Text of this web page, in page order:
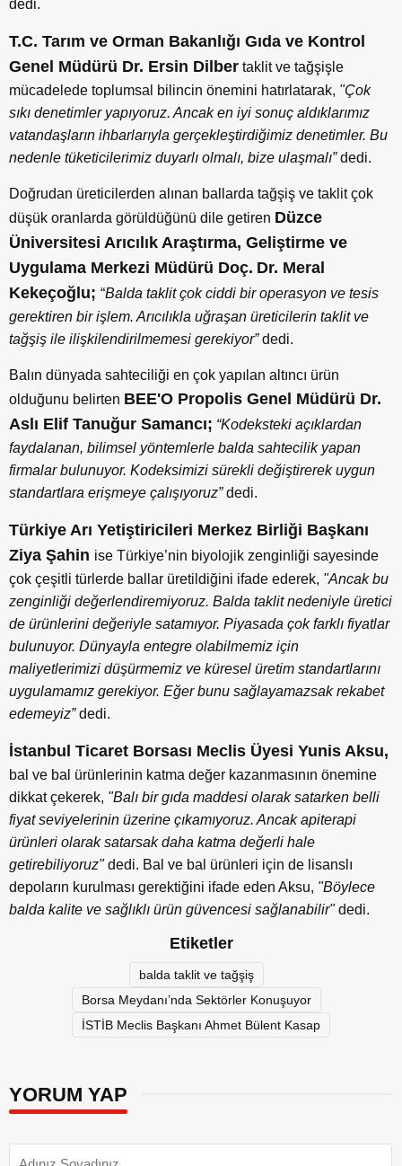
dedi.
T.C. Tarım ve Orman Bakanlığı Gıda ve Kontrol
Genel Müdürü Dr. Ersin Dilber taklit ve tağşişle
mücadelede toplumsal bilincin önemini hatırlatarak, "Çok
sıkı denetimler yapıyoruz. Ancak en iyi sonuç aldıklarımız
vatandaşların ihbarlarıyla gerçekleştirdiğimiz denetimler. Bu
nedenle tüketicilerimiz duyarlı olmalı, bize ulaşmalı”dedi.
Doğrudan üreticilerden alınan ballarda tağşiş ve taklit çok
düşük oranlarda görüldüğünü dile getiren Düzce
Üniversitesi Arıcılık Araştırma, Geliştirme ve
Uygulama Merkezi Müdürü Doç. Dr. Meral
Kekeçoğlu; “Balda taklit çok ciddi bir operasyon ve tesis
gerektiren bir işlem. Arıcılıkla uğraşan üreticilerin taklit ve
tağşiş ile ilişkilendirilmemesi gerekiyor”dedi.
Balın dünyada sahteciliği en çok yapılan altıncı ürün
olduğunu belirten BEE'O Propolis Genel Müdürü Dr.
Aslı Elif Tanuğur Samancı; “Kodeksteki açıklardan
faydalanan, bilimsel yöntemlerle balda sahtecilik yapan
firmalar bulunuyor. Kodeksimizi sürekli değiştirerek uygun
standartlara erişmeye çalışıyoruz”dedi.
Türkiye Arı Yetiştiricileri Merkez Birliği Başkanı
Ziya Şahin ise Türkiye’nin biyolojik zenginliği sayesinde
çok çeşitli türlerde ballar üretildiğini ifade ederek, "Ancak bu
zenginliği değerlendiremiyoruz. Balda taklit nedeniyle üretici
de ürünlerini değeriyle satamıyor. Piyasada çok farklı fiyatlar
bulunuyor. Dünyayla entegre olabilmemiz için
maliyetlerimizi düşürmemiz ve küresel üretim standartlarını
uygulamamız gerekiyor. Eğer bunu sağlayamazsak rekabet
edemeyiz”dedi.
İstanbul Ticaret Borsası Meclis Üyesi Yunis Aksu,
bal ve bal ürünlerinin katma değer kazanmasının önemine
dikkat çekerek, "Balı bir gıda maddesi olarak satarken belli
fiyat seviyelerinin üzerine çıkamıyoruz. Ancak apiterapi
ürünleri olarak satarsak daha katma değerli hale
getirebiliyoruz"dedi. Bal ve bal ürünleri için de lisanslı
depoların kurulması gerektiğini ifade eden Aksu, "Böylece
balda kalite ve sağlıklı ürün güvencesi sağlanabilir"dedi.
Etiketler
balda taklit ve tağşiş
Borsa Meydanı’nda Sektörler Konuşuyor
İSTİB Meclis Başkanı Ahmet Bülent Kasap
YORUM YAP